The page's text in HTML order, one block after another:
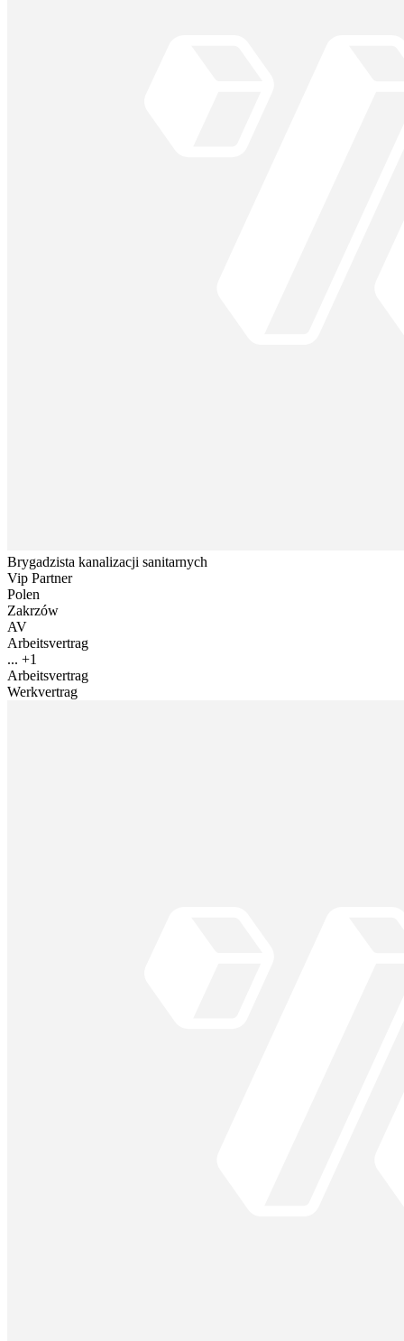
Brygadzista kanalizacji sanitarnych
Vip Partner
Polen
Zakrzów
AV
Arbeitsvertrag
... +1
Arbeitsvertrag
Werkvertrag